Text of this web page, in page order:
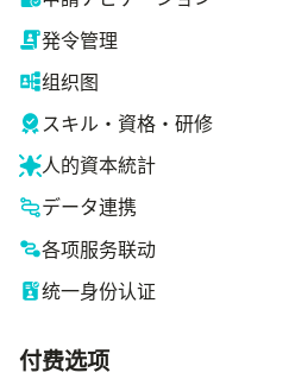
発令管理
组织图
スキル・資格・研修
人的資本統計
データ連携
各项服务联动
统一身份认证
付费选项